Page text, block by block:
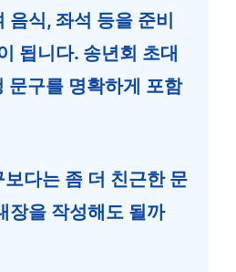
음식, 좌석 등을 준비
됩니다. 송년회 초대
문구를 명확하게 포함
다는 좀 더 친근한 문
장을 작성해도 될까